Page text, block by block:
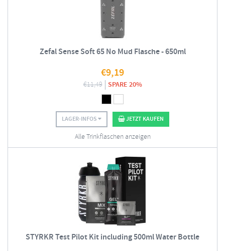
Zefal Sense Soft 65 No Mud Flasche - 650ml
€9,19
€11,49 SPARE 20%
LAGER-INFOS JETZT KAUFEN
Alle Trinkflaschen anzeigen
STYRKR Test Pilot Kit including 500ml Water Bottle